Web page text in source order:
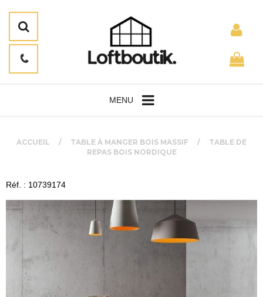
MENU
ACCUEIL TABLE À MANGER BOIS MASSIF
TABLE DE
REPAS BOIS NORDIQUE
Réf. : 10739174